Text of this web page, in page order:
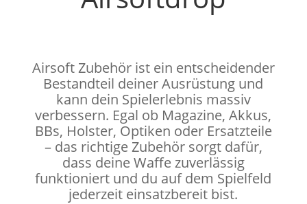
Airsoft Zubehör ist ein entscheidender
Bestandteil deiner Ausrüstung und
kann dein Spielerlebnis massiv
verbessern. Egal ob Magazine, Akkus,
BBs, Holster, Optiken oder Ersatzteile
– das richtige Zubehör sorgt dafür,
dass deine Waffe zuverlässig
funktioniert und du auf dem Spielfeld
jederzeit einsatzbereit bist.